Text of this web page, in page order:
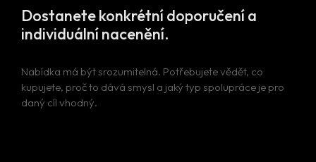
Dostanete konkrétní doporučení a
individuální nacenění.
Nabídka má být srozumitelná. Potřebujete vědět, co
kupujete, proč to dává smysl a jaký typ spolupráce je pro
daný cíl vhodný.